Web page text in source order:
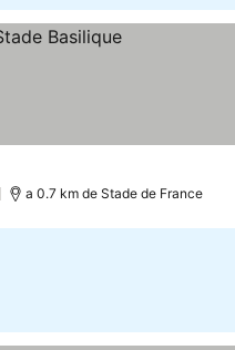
a 0.7 km de Stade de France